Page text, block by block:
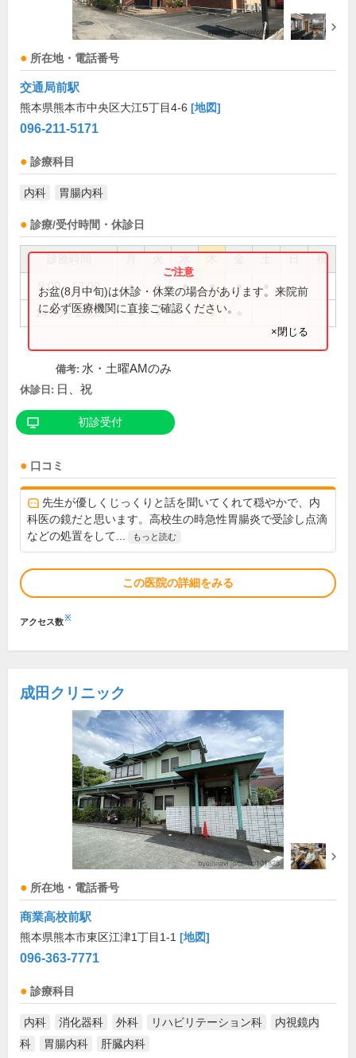
所在地・電話番号
交通局前駅
熊本県熊本市中央区大江5丁目4-6 [地図]
096-211-5171
診療科目
内科 胃腸内科
診療/受付時間・休診日
祝
9:00～13:00 ● ● ● ● ●
14:30～18:00 ● ● ●
お盆(8月中旬)は休診・休業の場合があります。来院前
に必ず医療機関に直接ご確認ください。
×閉じる
備考: 水・土曜AMのみ
休診日: 日、祝
初診受付
口コミ
先生が優しくじっくりと話を聞いてくれて穏やかで、内
科医の鏡だと思います。高校生の時急性胃腸炎で受診し点滴
などの処置をして...
もっと読む
この医院の詳細をみる
アクセス数※
成田クリニック
所在地・電話番号
商業高校前駅
熊本県熊本市東区江津1丁目1-1 [地図]
096-363-7771
診療科目
内科 消化器科 外科 リハビリテーション科
内視鏡内
科
胃腸内科 肝臓内科